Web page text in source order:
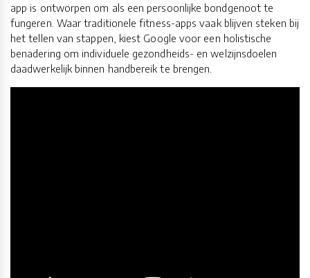
app is ontworpen om als een persoonlijke bondgenoot te
fungeren. Waar traditionele fitness-apps vaak blijven steken bij
het tellen van stappen, kiest Google voor een holistische
benadering om individuele gezondheids- en welzijnsdoelen
daadwerkelijk binnen handbereik te brengen.